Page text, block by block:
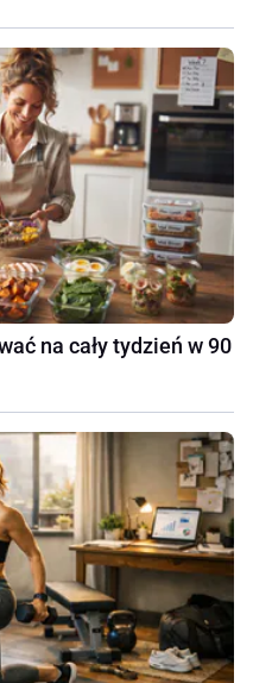
na cały tydzień w 90